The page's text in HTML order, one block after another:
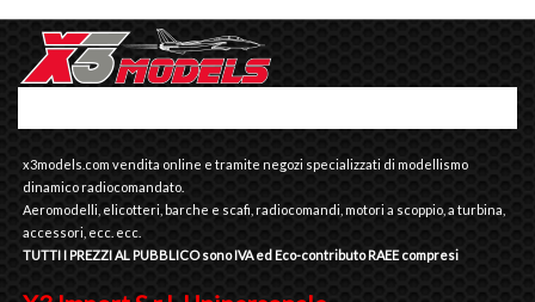
x3models.com vendita online e tramite negozi specializzati di modellismo
dinamico radiocomandato.
Aeromodelli, elicotteri, barche e scafi, radiocomandi, motori a scoppio, a turbina,
accessori, ecc. ecc.
TUTTI I PREZZI AL PUBBLICO sono IVA ed Eco-contributo RAEE compresi